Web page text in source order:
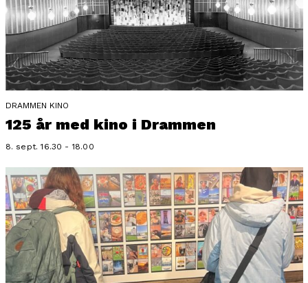
DRAMMEN KINO
125 år med kino i Drammen
8. sept. 16.30 - 18.00